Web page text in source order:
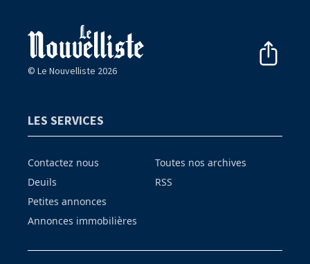
© Le Nouvelliste 2026
LES SERVICES
Contactez nous
Deuils
Petites annonces
Annonces immobilières
Toutes nos archives
RSS